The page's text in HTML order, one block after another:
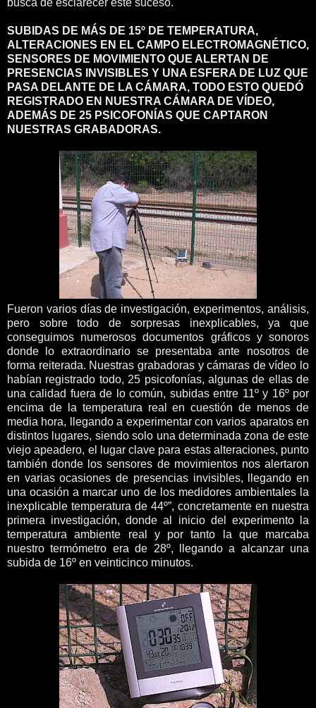
busca de esclarecer este suceso.
SUBIDAS DE MÁS DE 15º DE TEMPERATURA,
ALTERACIONES EN EL CAMPO ELECTROMAGNÉTICO,
SENSORES DE MOVIMIENTO QUE ALERTAN DE
PRESENCIAS INVISIBLES Y UNA ESFERA DE LUZ QUE
PASA DELANTE DE LA CÁMARA, TODO ESTO QUEDÓ
REGISTRADO EN NUESTRA CÁMARA DE VÍDEO,
ADEMÁS DE 25 PSICOFONÍAS QUE CAPTARON
NUESTRAS GRABADORAS.
Fueron varios días de investigación, experimentos, análisis,
pero sobre todo de sorpresas inexplicables, ya que
conseguimos numerosos documentos gráficos y sonoros
donde lo extraordinario se presentaba ante nosotros de
forma reiterada. Nuestras grabadoras y cámaras de vídeo lo
habían registrado todo, 25 psicofonías, algunas de ellas de
una calidad fuera de lo común, subidas entre 11º y 16º por
encima de la temperatura real en cuestión de menos de
media hora, llegando a experimentar con varios aparatos en
distintos lugares, siendo solo una determinada zona de este
viejo apeadero, el lugar clave para estas alteraciones, punto
también donde los sensores de movimientos nos alertaron
en varias ocasiones de presencias invisibles, llegando en
una ocasión a marcar uno de los medidores ambientales la
inexplicable temperatura de 44º”, concretamente en nuestra
primera investigación, donde al inicio del experimento la
temperatura ambiente real y por tanto la que marcaba
nuestro termómetro era de 28º, llegando a alcanzar una
subida de 16º en veinticinco minutos.